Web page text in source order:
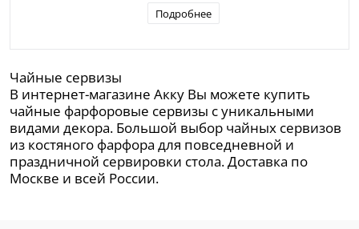
Подробнее
Чайные сервизы
В интернет-магазине Акку Вы можете купить
чайные фарфоровые сервизы с уникальными
видами декора. Большой выбор чайных сервизов
из костяного фарфора для повседневной и
праздничной сервировки стола. Доставка по
Москве и всей России.